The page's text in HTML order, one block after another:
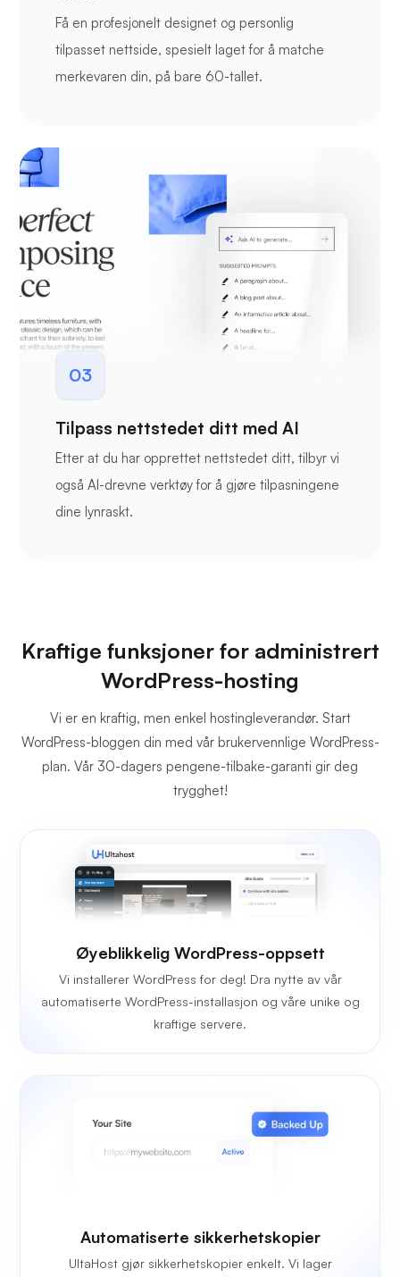
Få en profesjonelt designet og personlig
tilpasset nettside, spesielt laget for å matche
merkevaren din, på bare 60-tallet.
03
Tilpass nettstedet ditt med AI
Etter at du har opprettet nettstedet ditt, tilbyr vi
også AI-drevne verktøy for å gjøre tilpasningene
dine lynraskt.
Kraftige funksjoner for administrert
WordPress-hosting
Vi er en kraftig, men enkel hostingleverandør. Start
WordPress-bloggen din med vår brukervennlige WordPress-
plan. Vår 30-dagers pengene-tilbake-garanti gir deg
trygghet!
Øyeblikkelig WordPress-oppsett
Vi installerer WordPress for deg! Dra nytte av vår
automatiserte WordPress-installasjon og våre unike og
kraftige servere.
Automatiserte sikkerhetskopier
UltaHost gjør sikkerhetskopier enkelt. Vi lager